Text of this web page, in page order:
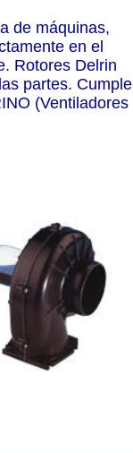
de máquinas,
en el
Rotores Delrin
partes. Cumple
(Ventiladores